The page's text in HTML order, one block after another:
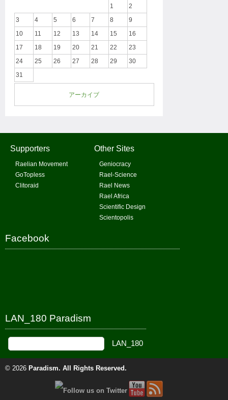
1
2
3
4 5 6 7 8
9
10
11 12 13 14 15
16
17
18 19 20 21 22
23
24
25 26 27 28 29
30
31
アーカイブ
Supporters
Raelian Movement
GoTopless
Clitoraid
Other Sites
Geniocracy
Rael-Science
Rael News
Rael Africa
Scientific Design
Scientopolis
Facebook
LAN_180 Paradism
© 2026 Paradism. All Rights Reserved.